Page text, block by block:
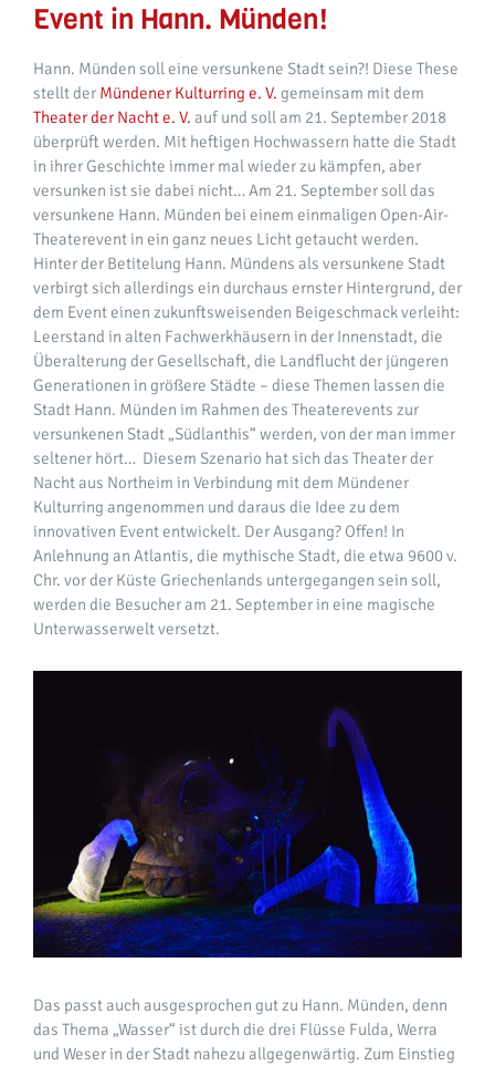
Event in Hann. Münden!
Hann. Münden soll eine versunkene Stadt sein?! Diese These
stellt der Mündener Kulturring e. V. gemeinsam mit dem
Theater der Nacht e. V. auf und soll am 21. September 2018
überprüft werden. Mit heftigen Hochwassern hatte die Stadt
in ihrer Geschichte immer mal wieder zu kämpfen, aber
versunken ist sie dabei nicht… Am 21. September soll das
versunkene Hann. Münden bei einem einmaligen Open-Air-
Theaterevent in ein ganz neues Licht getaucht werden.
Hinter der Betitelung Hann. Mündens als versunkene Stadt
verbirgt sich allerdings ein durchaus ernster Hintergrund, der
dem Event einen zukunftsweisenden Beigeschmack verleiht:
Leerstand in alten Fachwerkhäusern in der Innenstadt, die
Überalterung der Gesellschaft, die Landflucht der jüngeren
Generationen in größere Städte – diese Themen lassen die
Stadt Hann. Münden im Rahmen des Theaterevents zur
versunkenen Stadt „Südlanthis“ werden, von der man immer
seltener hört… Diesem Szenario hat sich das Theater der
Nacht aus Northeim in Verbindung mit dem Mündener
Kulturring angenommen und daraus die Idee zu dem
innovativen Event entwickelt. Der Ausgang? Offen! In
Anlehnung an Atlantis, die mythische Stadt, die etwa 9600 v.
Chr. vor der Küste Griechenlands untergegangen sein soll,
werden die Besucher am 21. September in eine magische
Unterwasserwelt versetzt.
Das passt auch ausgesprochen gut zu Hann. Münden, denn
das Thema „Wasser“ ist durch die drei Flüsse Fulda, Werra
und Weser in der Stadt nahezu allgegenwärtig. Zum Einstieg